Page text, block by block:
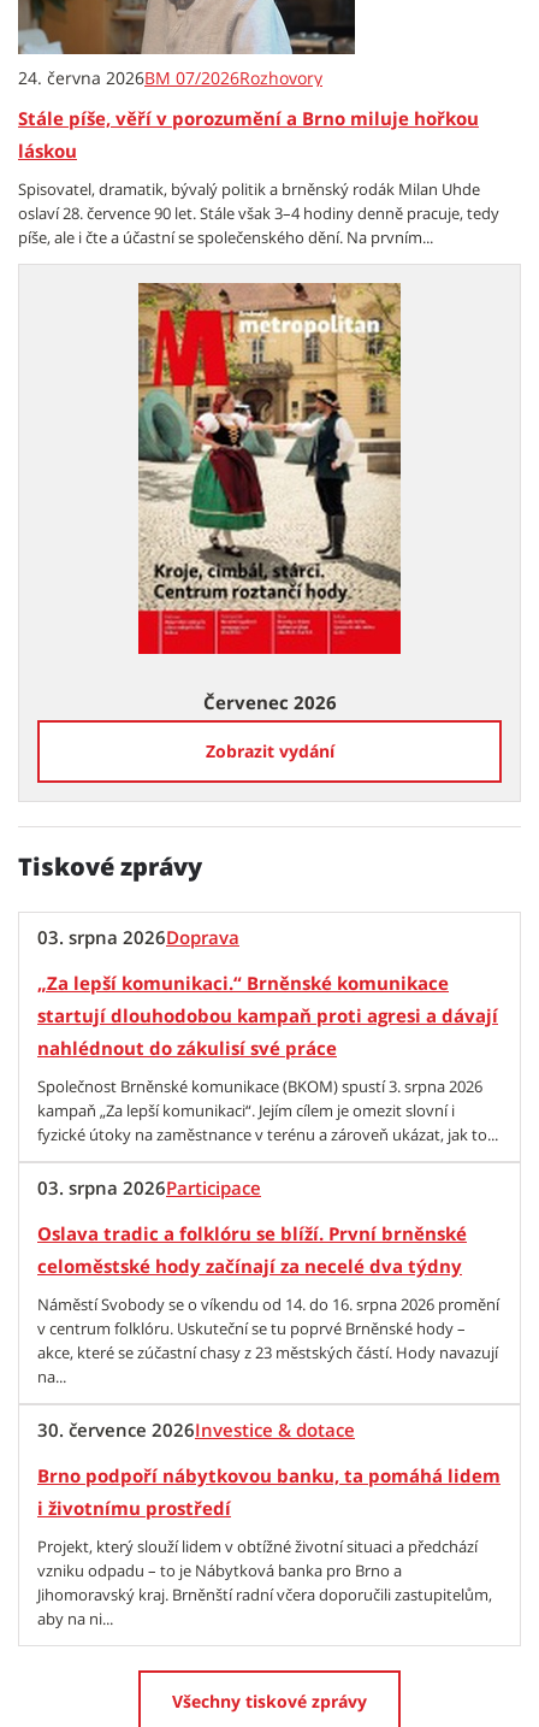
24. června 2026BM 07/2026Rozhovory
Stále píše, věří v porozumění a Brno miluje hořkou
láskou
Spisovatel, dramatik, bývalý politik a brněnský rodák Milan Uhde
oslaví 28. července 90 let. Stále však 3–4 hodiny denně pracuje, tedy
píše, ale i čte a účastní se společenského dění. Na prvním...
Červenec 2026
Zobrazit vydání
Tiskové zprávy
03. srpna 2026Doprava
„Za lepší komunikaci.“ Brněnské komunikace
startují dlouhodobou kampaň proti agresi a dávají
nahlédnout do zákulisí své práce
Společnost Brněnské komunikace (BKOM) spustí 3. srpna 2026
kampaň „Za lepší komunikaci“. Jejím cílem je omezit slovní i
fyzické útoky na zaměstnance v terénu a zároveň ukázat, jak to...
03. srpna 2026Participace
Oslava tradic a folklóru se blíží. První brněnské
celoměstské hody začínají za necelé dva týdny
Náměstí Svobody se o víkendu od 14. do 16. srpna 2026 promění
v centrum folklóru. Uskuteční se tu poprvé Brněnské hody –
akce, které se zúčastní chasy z 23 městských částí. Hody navazují
na...
30. července 2026Investice & dotace
Brno podpoří nábytkovou banku, ta pomáhá lidem
i životnímu prostředí
Projekt, který slouží lidem v obtížné životní situaci a předchází
vzniku odpadu – to je Nábytková banka pro Brno a
Jihomoravský kraj. Brněnští radní včera doporučili zastupitelům,
aby na ni...
Všechny tiskové zprávy